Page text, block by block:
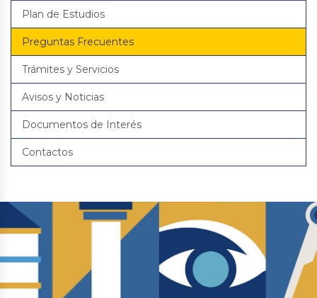
Plan de Estudios
Preguntas Frecuentes
Trámites y Servicios
Avisos y Noticias
Documentos de Interés
Contactos